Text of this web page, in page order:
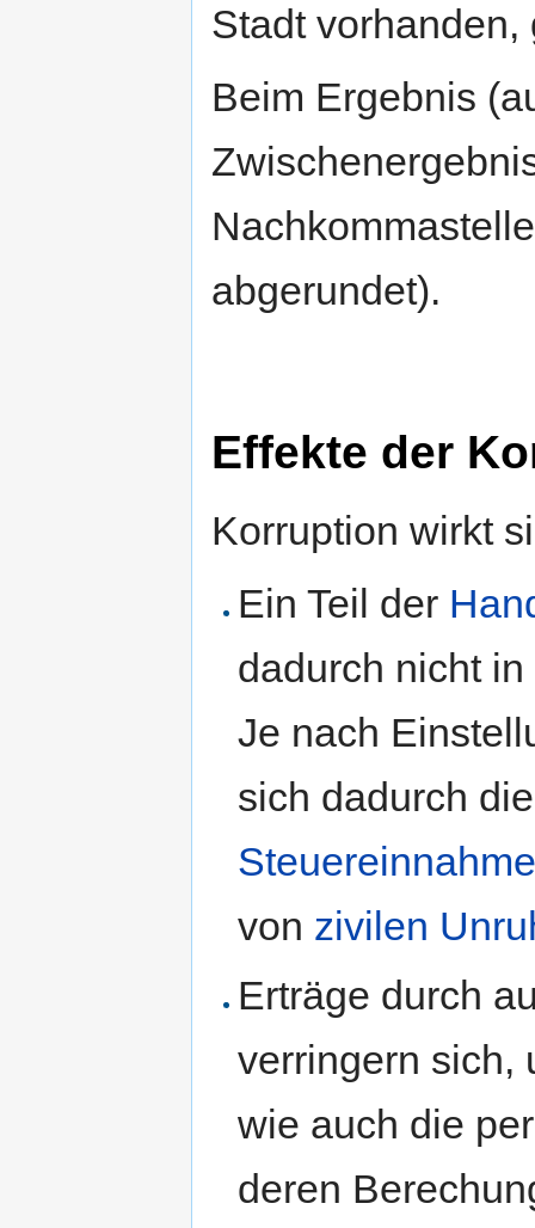
Stadt
Beim Ergebnis
abgerundet).
Effekte der
Korruption wirkt
Ein Teil der
dadurch nicht in
Je nach
sich dadurch
von zivilen
Erträge durch
verringern sich,
wie auch die
deren